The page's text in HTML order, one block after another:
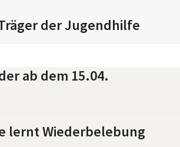
der Jugendhilfe
ab dem 15.04.
lernt Wiederbelebung